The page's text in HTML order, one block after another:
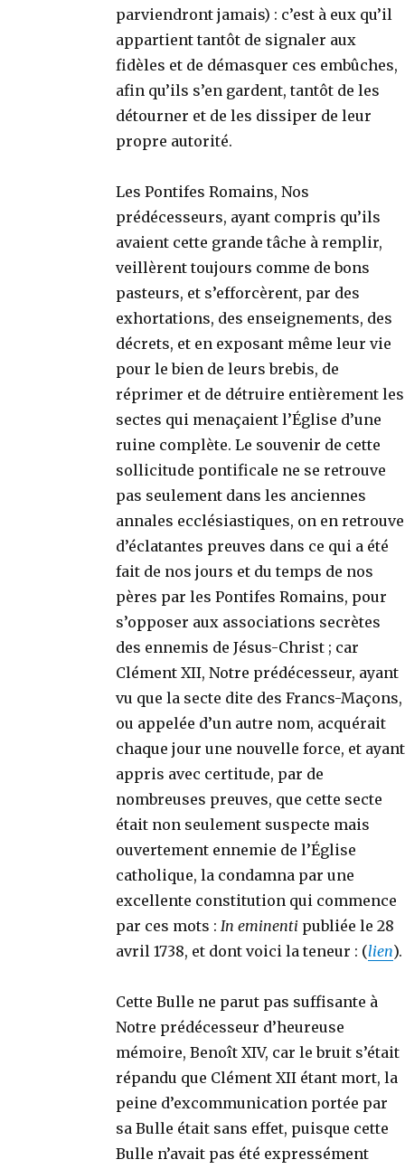
parviendront jamais) : c’est à eux qu’il
appartient tantôt de signaler aux
fidèles et de démasquer ces embûches,
afin qu’ils s’en gardent, tantôt de les
détourner et de les dissiper de leur
propre autorité.
Les Pontifes Romains, Nos
prédécesseurs, ayant compris qu’ils
avaient cette grande tâche à remplir,
veillèrent toujours comme de bons
pasteurs, et s’efforcèrent, par des
exhortations, des enseignements, des
décrets, et en exposant même leur vie
pour le bien de leurs brebis, de
réprimer et de détruire entièrement les
sectes qui menaçaient l’Église d’une
ruine complète. Le souvenir de cette
sollicitude pontificale ne se retrouve
pas seulement dans les anciennes
annales ecclésiastiques, on en retrouve
d’éclatantes preuves dans ce qui a été
fait de nos jours et du temps de nos
pères par les Pontifes Romains, pour
s’opposer aux associations secrètes
des ennemis de Jésus-Christ ; car
Clément XII, Notre prédécesseur, ayant
vu que la secte dite des Francs-Maçons,
ou appelée d’un autre nom, acquérait
chaque jour une nouvelle force, et ayant
appris avec certitude, par de
nombreuses preuves, que cette secte
était non seulement suspecte mais
ouvertement ennemie de l’Église
catholique, la condamna par une
excellente constitution qui commence
par ces mots : In eminenti publiée le 28
avril 1738, et dont voici la teneur : (lien).
Cette Bulle ne parut pas suffisante à
Notre prédécesseur d’heureuse
mémoire, Benoît XIV, car le bruit s’était
répandu que Clément XII étant mort, la
peine d’excommunication portée par
sa Bulle était sans effet, puisque cette
Bulle n’avait pas été expressément